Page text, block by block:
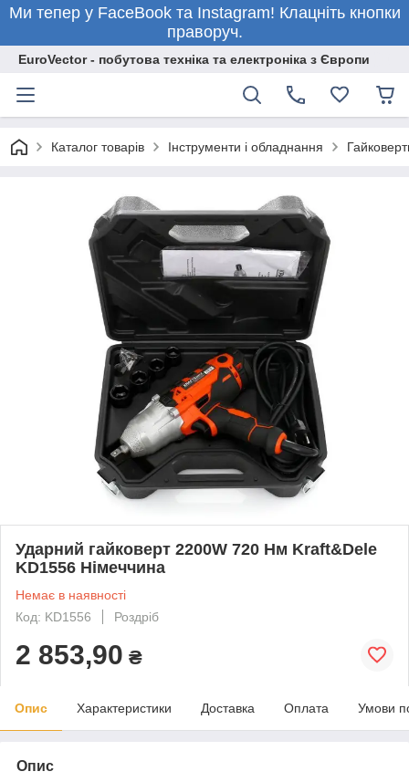
Ми тепер у FaceBook та Instagram! Клацніть кнопки
праворуч.
EuroVector - побутова техніка та електроніка з Європи
Каталог товарів Інструменти і обладнання
Ударний гайковерт 2200W 720 Нм Kraft&Dele
KD1556 Німеччина
Немає в наявності
Код: KD1556
Роздріб
2 853,90 ₴
Опис Характеристики Доставка Оплата Умови
Опис